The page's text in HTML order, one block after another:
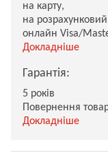
на карту,
на
онлайн Visa/
Докладніше
Гарантія:
5 років
Повернення
Докладніше